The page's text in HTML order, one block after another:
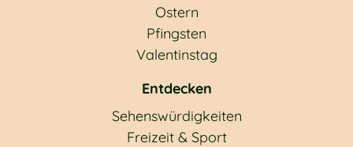
Ostern
Pfingsten
Valentinstag
Entdecken
Sehenswürdigkeiten
Freizeit & Sport